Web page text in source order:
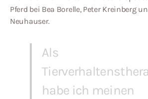
Pferd bei Bea Borelle, Peter Kreinberg
Neuhauser.
Als
habe ich meinen